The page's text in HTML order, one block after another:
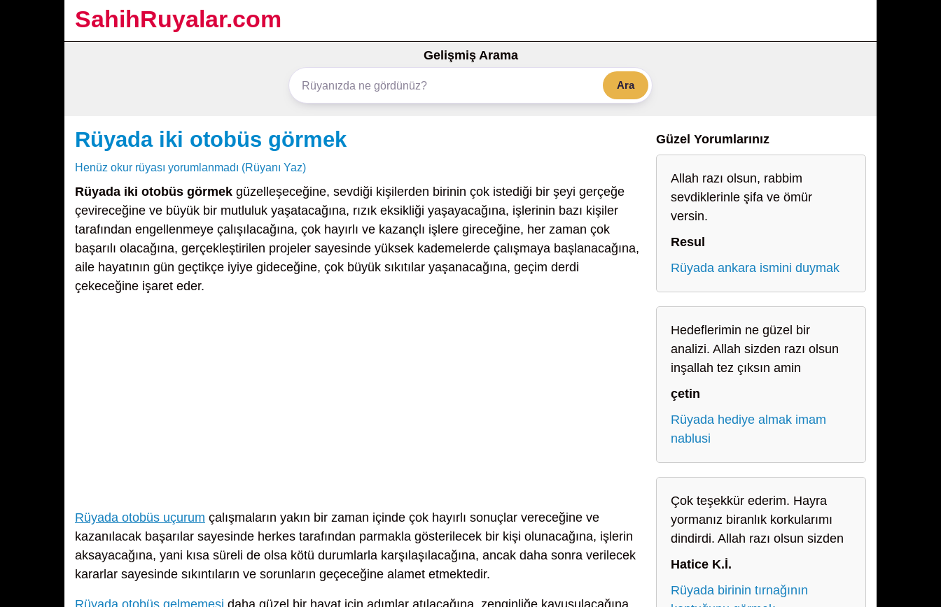
SahihRuyalar.com
Gelişmiş Arama
Ara
Rüyada iki otobüs görmek
Henüz okur rüyası yorumlanmadı (Rüyanı Yaz)
Rüyada iki otobüs görmek güzelleşeceğine, sevdiği kişilerden birinin çok istediği bir şeyi gerçeğe
çevireceğine ve büyük bir mutluluk yaşatacağına, rızık eksikliği yaşayacağına, işlerinin bazı kişiler
tarafından engellenmeye çalışılacağına, çok hayırlı ve kazançlı işlere gireceğine, her zaman çok
başarılı olacağına, gerçekleştirilen projeler sayesinde yüksek kademelerde çalışmaya başlanacağına,
aile hayatının gün geçtikçe iyiye gideceğine, çok büyük sıkıtılar yaşanacağına, geçim derdi
çekeceğine işaret eder.
Rüyada otobüs uçurum çalışmaların yakın bir zaman içinde çok hayırlı sonuçlar vereceğine ve
kazanılacak başarılar sayesinde herkes tarafından parmakla gösterilecek bir kişi olunacağına, işlerin
aksayacağına, yani kısa süreli de olsa kötü durumlarla karşılaşılacağına, ancak daha sonra verilecek
kararlar sayesinde sıkıntıların ve sorunların geçeceğine alamet etmektedir.
Güzel Yorumlarınız
Allah razı olsun, rabbim
sevdiklerinle şifa ve ömür
versin.
Resul
Rüyada ankara ismini duymak
Hedeflerimin ne güzel bir
analizi. Allah sizden razı olsun
inşallah tez çıksın amin
çetin
Rüyada hediye almak imam
nablusi
Çok teşekkür ederim. Hayra
yormanız biranlık korkularımı
dindirdi. Allah razı olsun sizden
Hatice K.İ.
Rüyada birinin tırnağının